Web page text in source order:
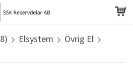
Elsystem
Övrig El